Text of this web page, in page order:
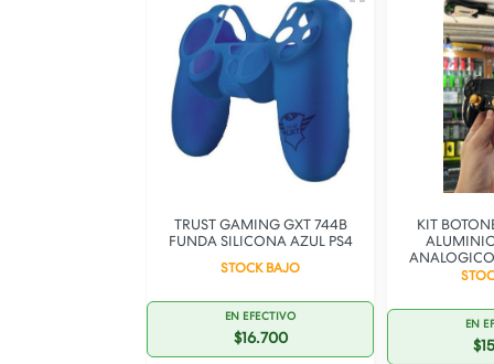
TRUST GAMING GXT 744B
FUNDA SILICONA AZUL PS4
STOCK BAJO
EN EFECTIVO
$16.700
KIT
+
EN